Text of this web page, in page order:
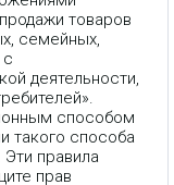
товаров
семейных,
деятельности,
способом
такого способа
правила
прав